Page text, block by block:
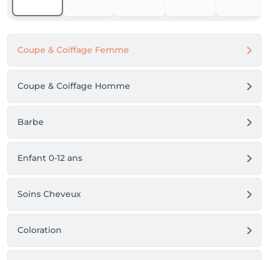
Coupe & Coiffage Femme
Coupe & Coiffage Homme
Barbe
Enfant 0-12 ans
Soins Cheveux
Coloration